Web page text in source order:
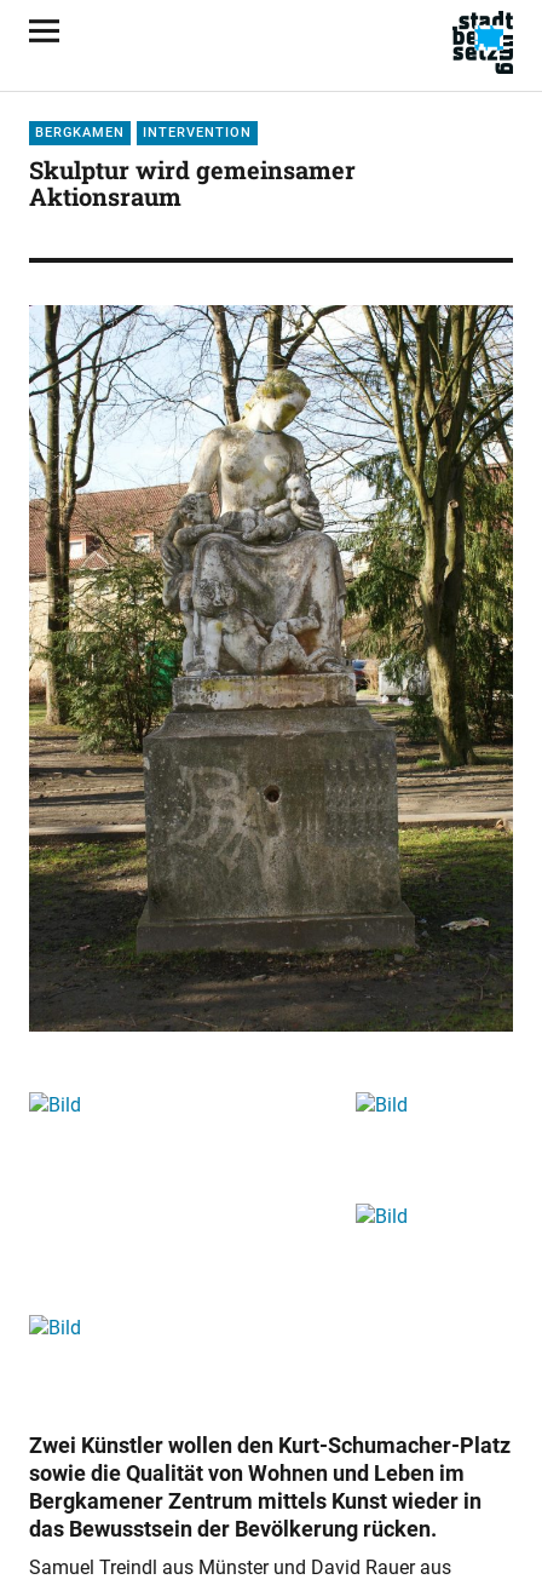
BERGKAMEN INTERVENTION
Skulptur wird gemeinsamer
Aktionsraum
Zwei Künstler wollen den Kurt-Schumacher-Platz
sowie die Qualität von Wohnen und Leben im
Bergkamener Zentrum mittels Kunst wieder in
das Bewusstsein der Bevölkerung rücken.
Samuel Treindl aus Münster und David Rauer aus